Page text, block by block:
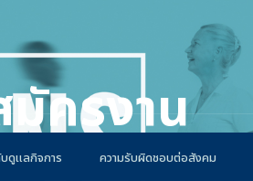
ดูแลกิจการ ความรับผิดชอบต่อสังคม
ครงาน